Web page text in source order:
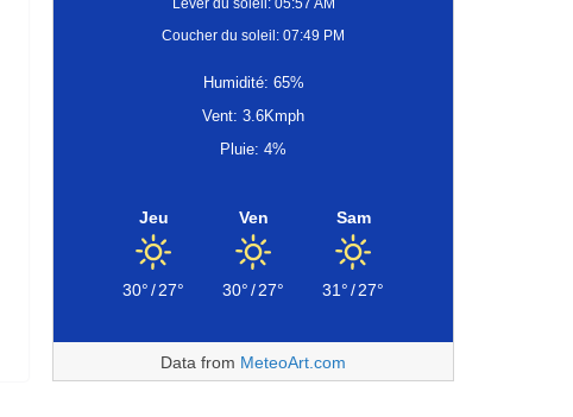
Coucher du soleil: 07:49 PM
Humidité: 65%
Vent: 3.6Kmph
Pluie: 4%
Jeu
30°/27°
Ven
30°/27°
Sam
31°/27°
Data from MeteoArt.com